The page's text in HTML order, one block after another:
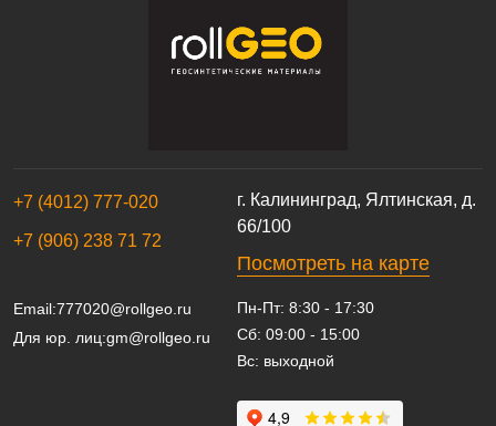
г. Калининград, Ялтинская, д.
66/100
Посмотреть на карте
+7 (4012) 777-020
+7 (906) 238 71 72
Email:777020@rollgeo.ru
Для юр. лиц:gm@rollgeo.ru
Пн-Пт: 8:30 - 17:30
Сб: 09:00 - 15:00
Вс: выходной